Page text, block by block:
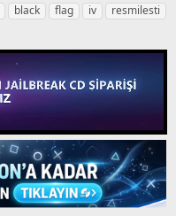
black flag iv
resmilesti